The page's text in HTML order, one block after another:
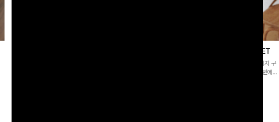
필딩버튼 카라블라우스+와이드팬츠SET
[SET PICK]버튼 카라 블라우스와 팬츠, 스트랩까지 구
성된 활용도 높은 3종 세트 🤍 코디 걱정 없이 한 번에